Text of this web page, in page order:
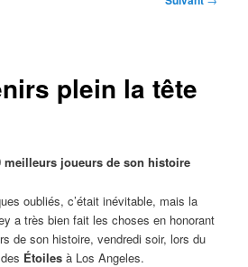
plein la tête
meilleurs joueurs de son histoire
oubliés, c’était inévitable, mais la
a très bien fait les choses en honorant
de son histoire, vendredi soir, lors du
Étoiles à Los Angeles.